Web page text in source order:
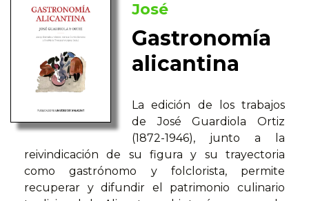
José
Gastronomía
alicantina
La edición de los trabajos
de José Guardiola Ortiz
(1872-1946), junto a la
reivindicación de su figura y su trayectoria
como gastrónomo y folclorista, permite
recuperar y difundir el patrimonio culinario